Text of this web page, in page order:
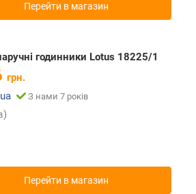
Перейти в магазин
годинники Lotus 18225/1
грн.
З нами 7 років
Перейти в магазин